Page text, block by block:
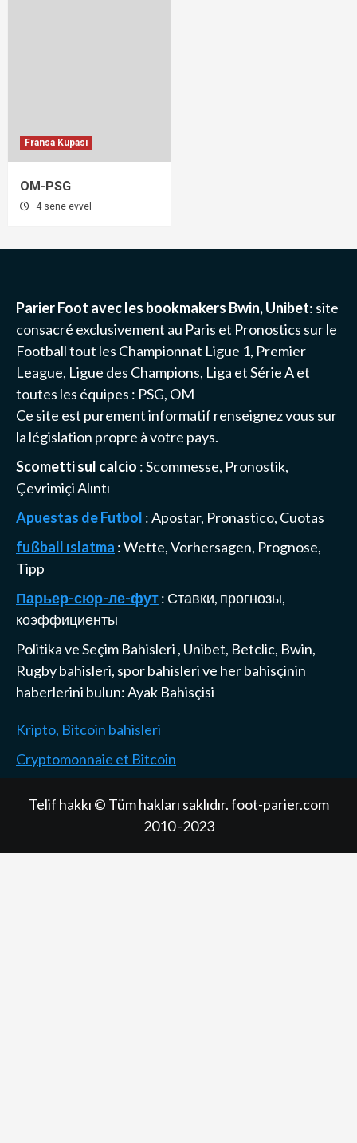
Fransa Kupası
OM-PSG
4 sene evvel
Parier Foot avec les bookmakers Bwin, Unibet: site
consacré exclusivement au Paris et Pronostics sur le
Football tout les Championnat Ligue 1, Premier
League, Ligue des Champions, Liga et Série A et
toutes les équipes : PSG, OM
Ce site est purement informatif renseignez vous sur
la législation propre à votre pays.
Scometti sul calcio : Scommesse, Pronostik,
Çevrimiçi Alıntı
Apuestas de Futbol : Apostar, Pronastico, Cuotas
fußball ıslatma : Wette, Vorhersagen, Prognose,
Tipp
Парьер-сюр-ле-фут: Ставки, прогнозы,
коэффициенты
Politika ve Seçim Bahisleri , Unibet, Betclic, Bwin,
Rugby bahisleri, spor bahisleri ve her bahisçinin
haberlerini bulun:Ayak Bahisçisi
Kripto, Bitcoin bahisleri
Cryptomonnaie et Bitcoin
Telif hakkı © Tüm hakları saklıdır. foot-parier.com
2010 -2023